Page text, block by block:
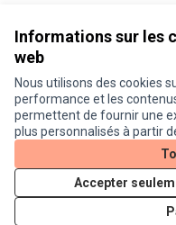
Informations sur les
web
Nous utilisons des cookies
performance et les
permettent de fournir une
plus personnalisés à partir
Accepter
Conditions d'utilisation
Paramètres des cookies
Je participe ! sur X
(Lien externe)
Je participe ! sur
Je participe ! sur
Site réalisé grâce au